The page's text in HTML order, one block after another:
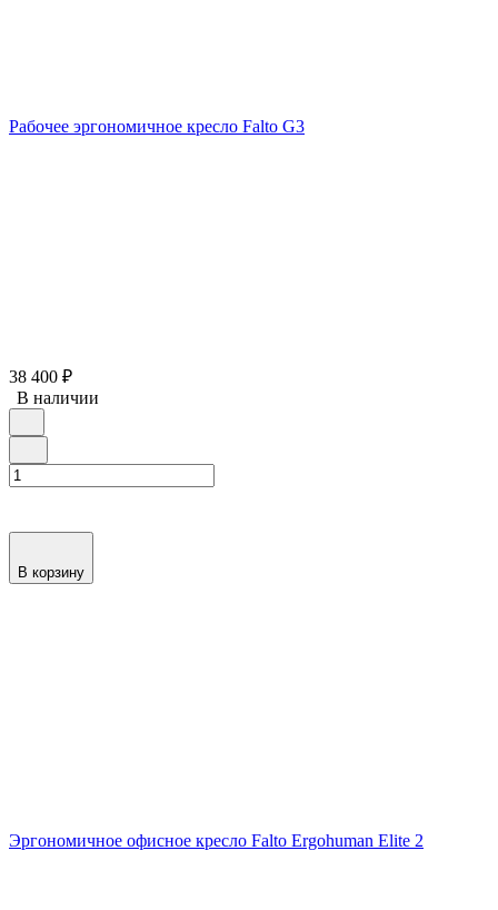
Рабочее эргономичное кресло Falto G3
38 400 ₽
В наличии
В корзину
Эргономичное офисное кресло Falto Ergohuman Elite 2